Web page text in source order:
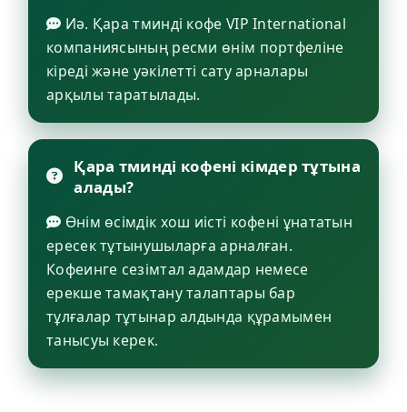
Иә. Қара тминді кофе VIP International
компаниясының ресми өнім портфеліне
кіреді және уәкілетті сату арналары
арқылы таратылады.
Қара тминді кофені кімдер тұтына
алады?
Өнім өсімдік хош иісті кофені ұнататын
ересек тұтынушыларға арналған.
Кофеинге сезімтал адамдар немесе
ерекше тамақтану талаптары бар
тұлғалар тұтынар алдында құрамымен
танысуы керек.